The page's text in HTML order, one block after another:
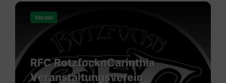
Verein
RFC RotzfocknCarinthia
Veranstaltungsverein
Mehr
erfahren